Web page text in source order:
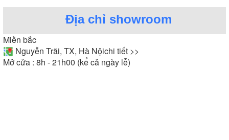
Địa chỉ showroom
Miền bắc
Nguyễn Trãi, TX, Hà Nộichi tiết >>
Mở cửa : 8h - 21h00 (kể cả ngày lễ)